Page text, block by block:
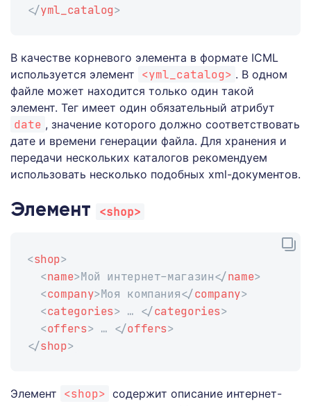
</yml_catalog>
В качестве корневого элемента в формате ICML
используется элемент <yml_catalog> . В одном
файле может находится только один такой
элемент. Тег имеет один обязательный атрибут
date , значение которого должно соответствовать
дате и времени генерации файла. Для хранения и
передачи нескольких каталогов рекомендуем
использовать несколько подобных xml-документов.
Элемент <shop>
<shop>
<name>Мой интернет-магазин</name>
<company>Моя компания</company>
<categories> … </categories>
<offers> … </offers>
</shop>
Элемент <shop> содержит описание интернет-